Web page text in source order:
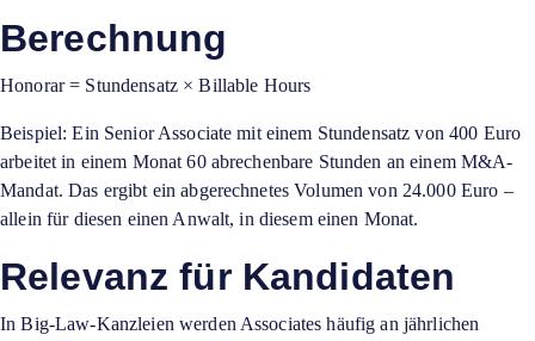
Berechnung
Honorar = Stundensatz × Billable Hours
Beispiel: Ein Senior Associate mit einem Stundensatz von 400 Euro
arbeitet in einem Monat 60 abrechenbare Stunden an einem M&A-
Mandat. Das ergibt ein abgerechnetes Volumen von 24.000 Euro –
allein für diesen einen Anwalt, in diesem einen Monat.
Relevanz für Kandidaten
InBig-Law-KanzleienwerdenAssociates häufig an jährlichen